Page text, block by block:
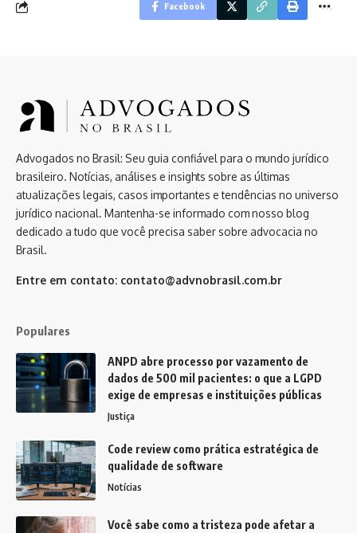
Facebook
Advogados no Brasil: Seu guia confiável para o mundo jurídico
brasileiro. Notícias, análises e insights sobre as últimas
atualizações legais, casos importantes e tendências no universo
jurídico nacional. Mantenha-se informado com nosso blog
dedicado a tudo que você precisa saber sobre advocacia no
Brasil.
Entre em contato: contato@advnobrasil.com.br
Populares
ANPD abre processo por vazamento de
dados de 500 mil pacientes: o que a LGPD
exige de empresas e instituições públicas
Justiça
Code review como prática estratégica de
qualidade de software
Notícias
Você sabe como a tristeza pode afetar a